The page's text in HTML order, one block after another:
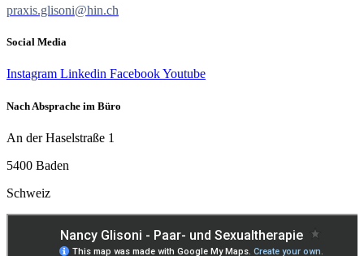
praxis.glisoni@hin.ch
Social Media
Instagram Linkedin FacebookYoutube
Nach Absprache im Büro
An der Haselstraße 1
5400 Baden
Schweiz